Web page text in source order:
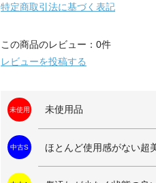
特定商取引法に基づく表記
この商品のレビュー：0件
レビューを投稿する
未使用 未使用品
中古S ほとんど使用感がない超